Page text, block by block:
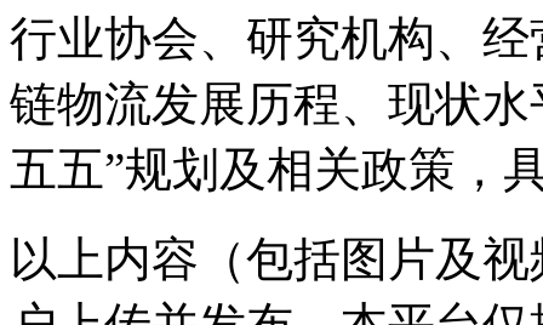
行业协会、研究机构、
链物流发展历程、现状
五五”规划及相关政策，
以上内容（包括图片及